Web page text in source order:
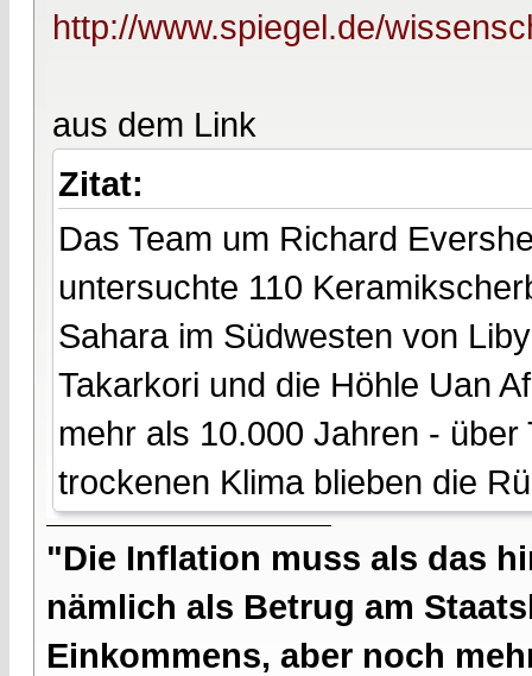
http://www.spiegel.de/
aus dem Link
Zitat:
Das Team um Richard
untersuchte 110
Sahara im Südwesten von
Takarkori und die Höhle Uan
mehr als 10.000 Jahren -
trockenen Klima blieben die
"Die Inflation muss als das
nämlich als Betrug am
Einkommens, aber noch